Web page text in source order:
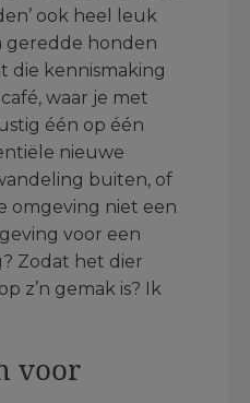
ook heel leuk
geredde honden
die kennismaking
waar je met
één op één
nieuwe
buiten, of
omgeving niet een
voor een
Zodat het dier
z’n gemak is? Ik
voor